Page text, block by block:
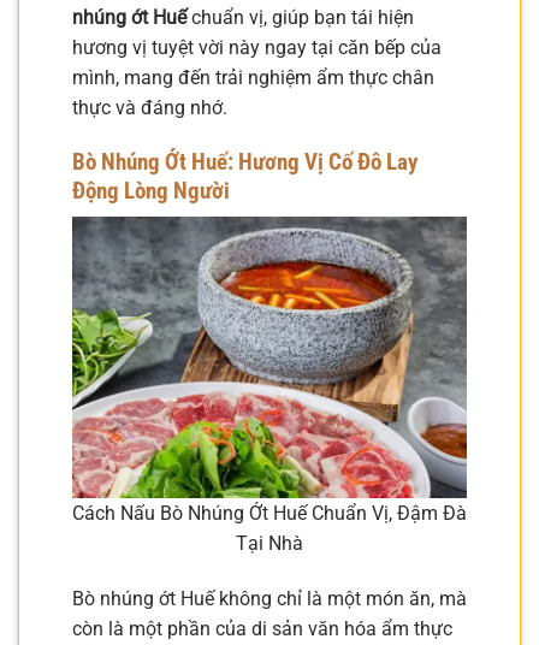
nhúng ớt Huếchuẩn vị, giúp bạn tái hiện
hương vị tuyệt vời này ngay tại căn bếp của
mình, mang đến trải nghiệm ẩm thực chân
thực và đáng nhớ.
Bò Nhúng Ớt Huế: Hương Vị Cố Đô Lay
Động Lòng Người
Cách Nấu Bò Nhúng Ớt Huế Chuẩn Vị, Đậm Đà
Tại Nhà
Bò nhúng ớt Huế không chỉ là một món ăn, mà
còn là một phần của di sản văn hóa ẩm thực